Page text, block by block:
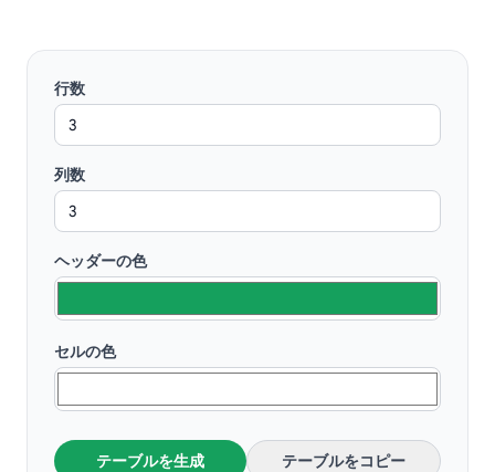
行数
列数
ヘッダーの色
セルの色
テーブルを生成 テーブルをコピー